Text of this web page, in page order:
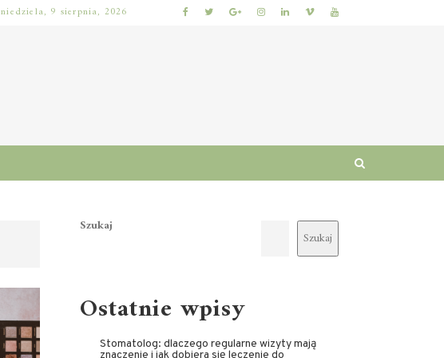
WŁOSY – PIELĘGNACJA I
niedziela, 9 sierpnia, 2026
Szukaj
Szukaj
Ostatnie wpisy
Stomatolog: dlaczego regularne wizyty mają
znaczenie i jak dobiera się leczenie do